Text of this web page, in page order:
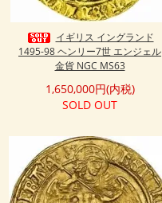
イギリス イングランド
1495-98 ヘンリー7世 エンジェル
金貨 NGC MS63
1,650,000円(内税)
SOLD OUT